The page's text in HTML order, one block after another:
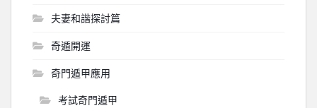
夫妻和諧探討篇
奇遁開運
奇門遁甲應用
考試奇門遁甲